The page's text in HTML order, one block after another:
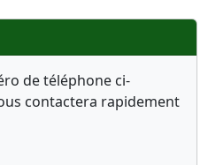
de téléphone ci-
contactera rapidement